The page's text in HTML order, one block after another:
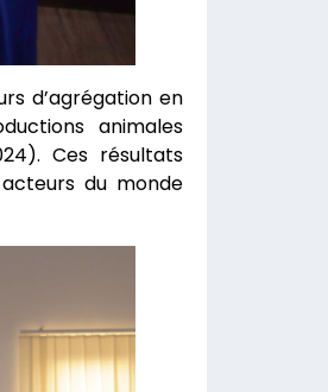
d’agrégation en
animales
Ces résultats
du monde